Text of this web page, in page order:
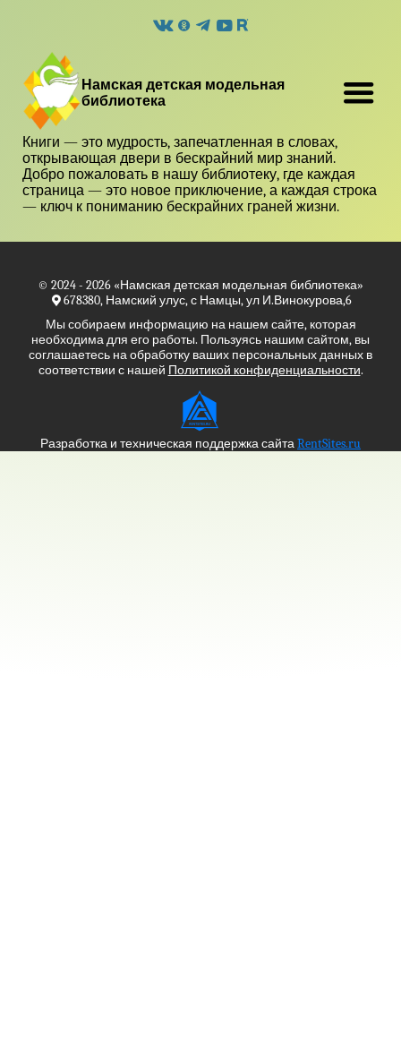
Намская детская модельная
библиотека
Книги — это мудрость, запечатленная в словах,
открывающая двери в бескрайний мир знаний.
Добро пожаловать в нашу библиотеку, где каждая
страница — это новое приключение, а каждая строка
— ключ к пониманию бескрайних граней жизни.
© 2024 - 2026 «Намская детская модельная библиотека»
678380, Намский улус, с Намцы, ул И.Винокурова,6
Мы собираем информацию на нашем сайте, которая
необходима для его работы. Пользуясь нашим сайтом, вы
соглашаетесь на обработку ваших персональных данных в
соответствии с нашей Политикой конфиденциальности.
Разработка и техническая поддержка сайтаRentSites.ru